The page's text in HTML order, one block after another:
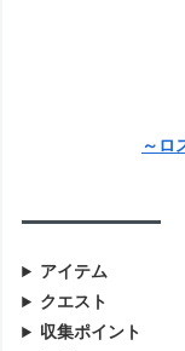
～ロ
アイテム
クエスト
収集ポイント